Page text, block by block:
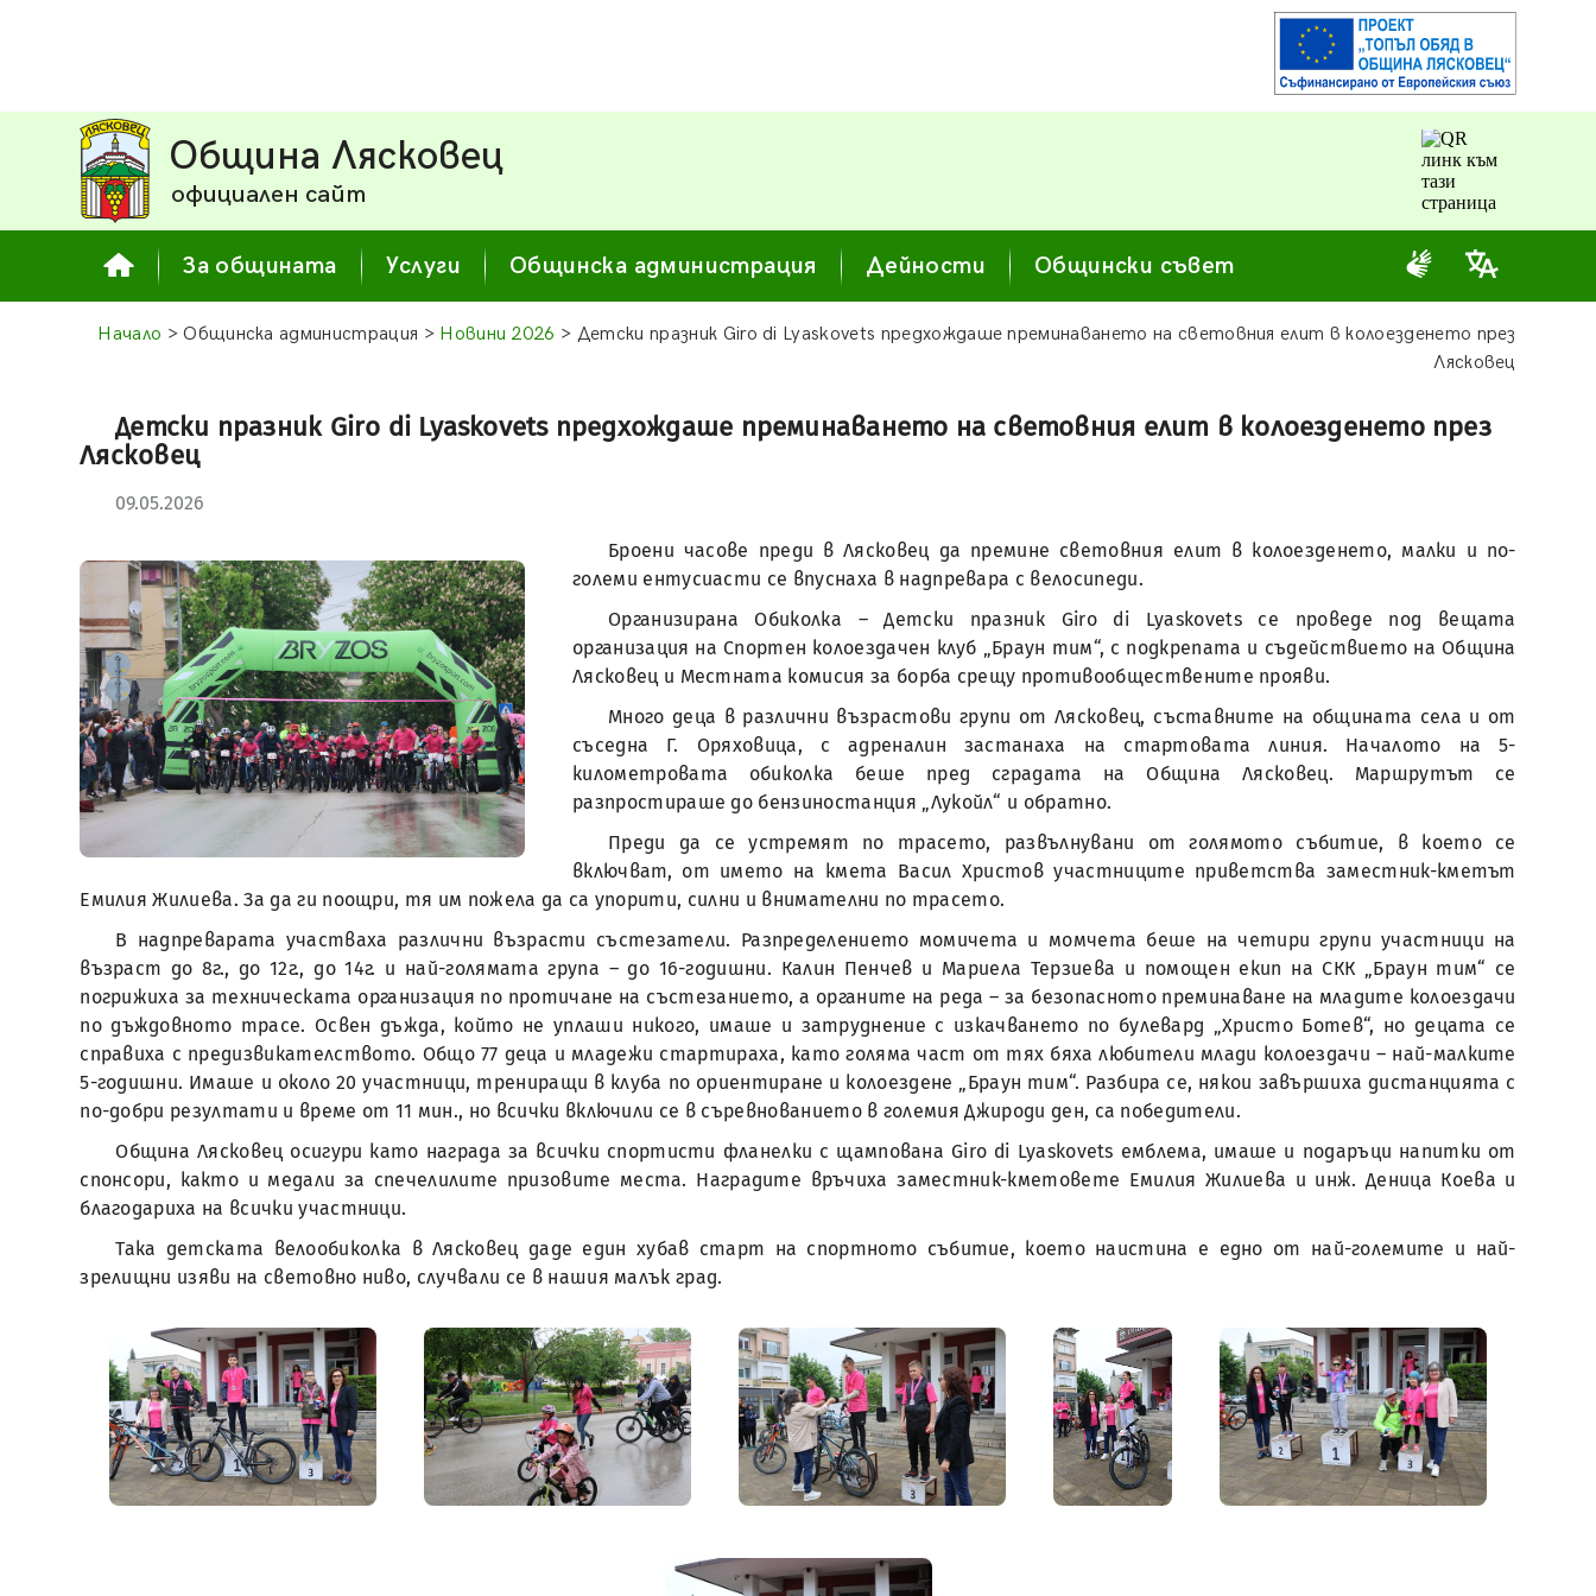
Община Лясковец
официален сайт
За общината Услуги Общинска администрация Дейности Общински съвет
Начало > Общинска администрация > Новини 2026 > Детски празник Giro di Lyaskovets предхождаше преминаването на световния елит в колоезденето през
Лясковец
Детски празник Giro di Lyaskovets предхождаше преминаването на световния елит в колоезденето през
Лясковец
09.05.2026
Броени часове преди в Лясковец да премине световния елит в колоезденето, малки и по-
големи ентусиасти се впуснаха в надпревара с велосипеди.
Организирана Обиколка – Детски празник Giro di Lyaskovets се проведе под вещата
организация на Спортен колоездачен клуб „Браун тим“, с подкрепата и съдействието на Община
Лясковец и Местната комисия за борба срещу противообществените прояви.
Много деца в различни възрастови групи от Лясковец, съставните на общината села и от
съседна Г. Оряховица, с адреналин застанаха на стартовата линия. Началото на 5-
километровата обиколка беше пред сградата на Община Лясковец. Маршрутът се
разпростираше до бензиностанция „Лукойл“ и обратно.
Преди да се устремят по трасето, развълнувани от голямото събитие, в което се
включват, от името на кмета Васил Христов участниците приветства заместник-кметът
Емилия Жилиева. За да ги поощри, тя им пожела да са упорити, силни и внимателни по трасето.
В надпреварата участваха различни възрасти състезатели. Разпределението момичета и момчета беше на четири групи участници на
възраст до 8г., до 12г., до 14г. и най-голямата група – до 16-годишни. Калин Пенчев и Мариела Терзиева и помощен екип на СКК „Браун тим“ се
погрижиха за техническата организация по протичане на състезанието, а органите на реда – за безопасното преминаване на младите колоездачи
по дъждовното трасе. Освен дъжда, който не уплаши никого, имаше и затруднение с изкачването по булевард „Христо Ботев“, но децата се
справиха с предизвикателството. Общо 77 деца и младежи стартираха, като голяма част от тях бяха любители млади колоездачи – най-малките
5-годишни. Имаше и около 20 участници, трениращи в клуба по ориентиране и колоездене „Браун тим“. Разбира се, някои завършиха дистанцията с
по-добри резултати и време от 11 мин., но всички включили се в съревнованието в големия Джироди ден, са победители.
Община Лясковец осигури като награда за всички спортисти фланелки с щампована Giro di Lyaskovets емблема, имаше и подаръци напитки от
спонсори, както и медали за спечелилите призовите места. Наградите връчиха заместник-кметовете Емилия Жилиева и инж. Деница Коева и
благодариха на всички участници.
Така детската велообиколка в Лясковец даде един хубав старт на спортното събитие, което наистина е едно от най-големите и най-
зрелищни изяви на световно ниво, случвали се в нашия малък град.